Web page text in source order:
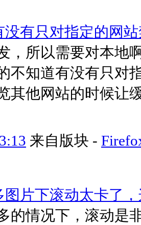
没有只对指定的网
，所以需要对本地
不知道有没有只对
其他网站的时候让
来自版块 -
图片下滚动太卡了
的情况下，滚动是